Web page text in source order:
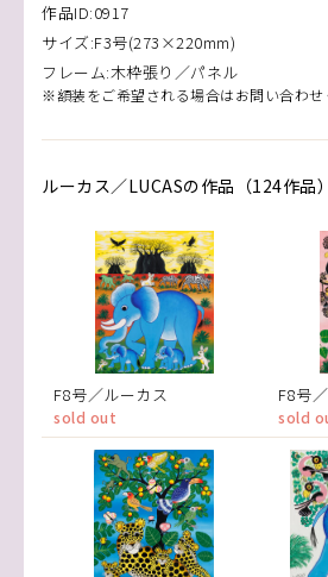
作品ID:0917
サイズ:F3号(273×220mm)
フレーム:木枠張り／パネル
※額装をご希望される場合はお問い合わせ
ルーカス／LUCASの作品（124作品）
F8号／ルーカス
sold out
F8号
sold